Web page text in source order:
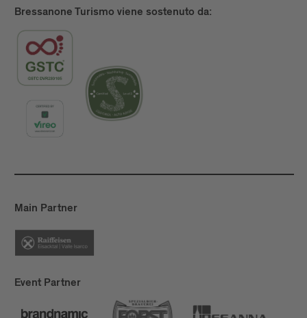
Bressanone Turismo viene sostenuto da:
Main Partner
Event Partner